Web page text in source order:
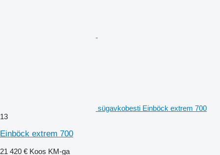
sügavkobesti Einböck extrem 700
13
Einböck extrem 700
21 420 € Koos KM-ga